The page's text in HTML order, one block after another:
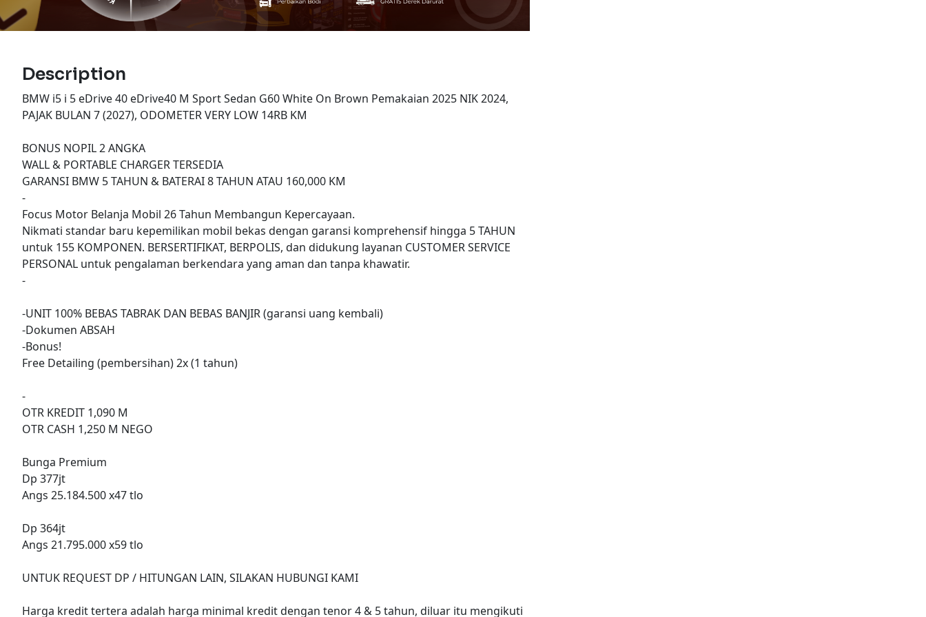
Description
BMW i5 i 5 eDrive 40 eDrive40 M Sport Sedan G60 White On Brown Pemakaian 2025 NIK 2024,
PAJAK BULAN 7 (2027), ODOMETER VERY LOW 14RB KM
BONUS NOPIL 2 ANGKA
WALL & PORTABLE CHARGER TERSEDIA
GARANSI BMW 5 TAHUN & BATERAI 8 TAHUN ATAU 160,000 KM
-
Focus Motor Belanja Mobil 26 Tahun Membangun Kepercayaan.
Nikmati standar baru kepemilikan mobil bekas dengan garansi komprehensif hingga 5 TAHUN
untuk 155 KOMPONEN. BERSERTIFIKAT, BERPOLIS, dan didukung layanan CUSTOMER SERVICE
PERSONAL untuk pengalaman berkendara yang aman dan tanpa khawatir.
-
-UNIT 100% BEBAS TABRAK DAN BEBAS BANJIR (garansi uang kembali)
-Dokumen ABSAH
-Bonus!
Free Detailing (pembersihan) 2x (1 tahun)
-
OTR KREDIT 1,090 M
OTR CASH 1,250 M NEGO
Bunga Premium
Dp 377jt
Angs 25.184.500 x47 tlo
Dp 364jt
Angs 21.795.000 x59 tlo
UNTUK REQUEST DP / HITUNGAN LAIN, SILAKAN HUBUNGI KAMI
Harga kredit tertera adalah harga minimal kredit dengan tenor 4 & 5 tahun, diluar itu mengikuti